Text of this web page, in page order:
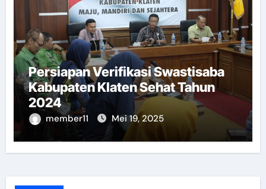
Persiapan Verifikasi Swastisaba
Kabupaten Klaten Sehat Tahun
2024
member11 Mei 19, 2025